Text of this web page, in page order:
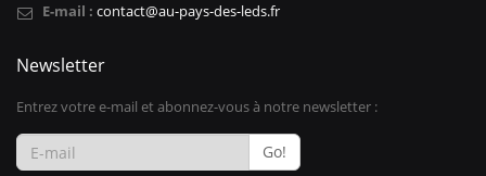
E-mail : contact@au-pays-des-leds.fr
Newsletter
Entrez votre e-mail et abonnez-vous à notre newsletter :
Go!